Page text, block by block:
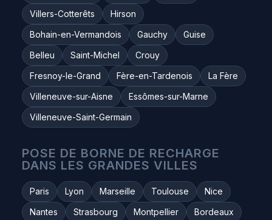
Villers-Cotterêts
Hirson
Bohain-en-Vermandois
Gauchy
Guise
Belleu
Saint-Michel
Crouy
Fresnoy-le-Grand
Fère-en-Tardenois
La Fère
Villeneuve-sur-Aisne
Essômes-sur-Marne
Villeneuve-Saint-Germain
POSE DE BORNE DE RECHARGE
DANS LES GRANDES VILLES
Paris Lyon Marseille Toulouse
Nice
Nantes
Strasbourg Montpellier
Bordeaux